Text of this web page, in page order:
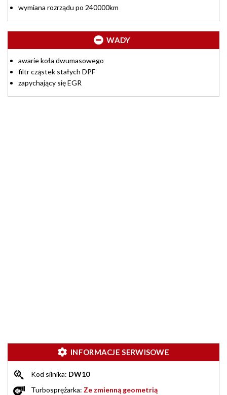
wymiana rozrządu po 240000km
WADY
awarie koła dwumasowego
filtr cząstek stałych DPF
zapychający się EGR
INFORMACJE SERWISOWE
Kod silnika: DW10
Turbosprężarka: Ze zmienną geometrią